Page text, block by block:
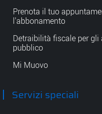
Prenota il tuo
l'abbonamento
Detraibilità fiscale per
pubblico
Mi Muovo
Servizi speciali